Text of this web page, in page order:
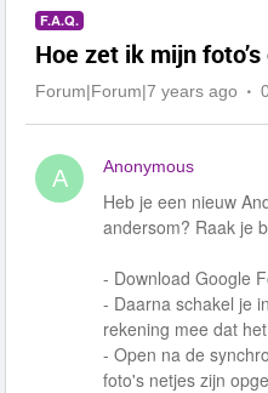
F.A.Q.
Hoe zet ik mijn
Forum|Forum|7 years ago
A Anonymous
Heb je een nieuw
andersom? Raak je
- Download Google
- Daarna schakel je
rekening mee dat
- Open na de
foto's netjes zijn